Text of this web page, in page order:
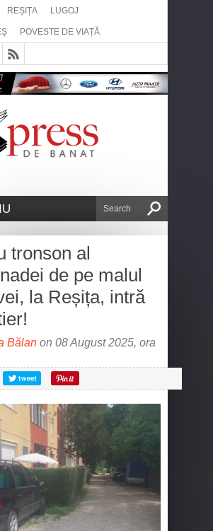
REȘIȚA LUGOJ
POVESTE DE VIAȚĂ
tronson al
de pe malul
la Reșița, intră
Bălan on 08 August 2025, ora